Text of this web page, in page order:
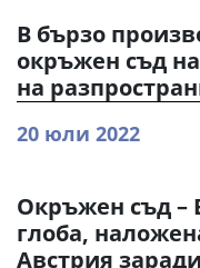
В бързо
окръжен съд
на
20 юли 2022
Окръжен съд –
глоба,
Австрия